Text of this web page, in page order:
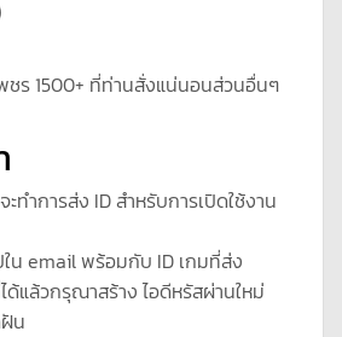
พชร 1500+ ที่ท่านสั่งแน่นอนส่วนอื่นๆ
ะทำการส่ง ID สำหรับการเปิดใช้งาน
ใน email พร้อมกับ ID เกมที่ส่ง
ด้แล้วกรุณาสร้าง ไอดีหรัสผ่านใหม่
น